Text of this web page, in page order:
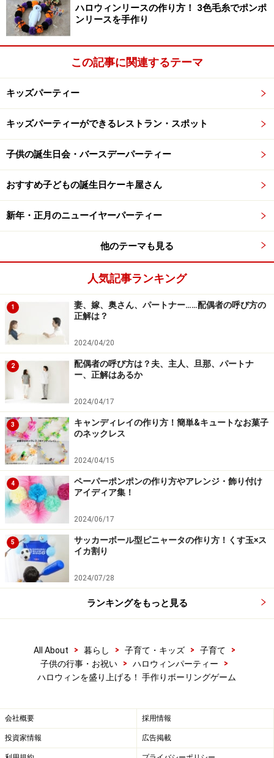
セリアのウォールステッカーです。
6.ピンを並べてボーリングを楽しみます。ボールを投げ
る人の年齢や力に合わせてピンの置き方やボールを投げ
る位置を調整しましょう。ボールが軽かったり、ピンと
横に並べたり、縦に積んだり、アレンジを楽しみましょう。
サッカー好きなら「キックボーリング」に
挑戦！
キッチンペーパーで作ったピンは通常のピンと違い、ピ
ンを縦に積むこともできます。ピンをトーテムポールの
様に高く積み上げたら、それを的にしてキックボーリン
グを楽しむ事もできますよ！ ただし、ボールを強く当て
ると色画用紙が破れることもあるので力加減には注意し
てくださいね。
縦に積めばキックボーリングも楽しめます！
ナイスシュート！！
【関連記事】
たこ焼き器で作るハロウィンのパーティー料理！
10分で出来るハロウィンのテーブルコーディネート
【ハロウィン工作25選】紙コップ・毛糸・画用紙で
簡単にできる手作りアイデア
ハロウィンを盛り上げる！ 手作りボーリングゲーム
ハロウィンゲーム！パーティーが120％盛り上がる4
※記事内容は執筆時点のものです。最新の内容をご確認くださ
Amazonで子育て関連の商品をチェック！
ハロウィンリースの作り方！ 3色毛糸でポンポ
ンリースを手作り
この記事に関連するテーマ
キッズパーティー
キッズパーティーができるレストラン・スポット
子供の誕生日会・バースデーパーティー
おすすめ子どもの誕生日ケーキ屋さん
新年・正月のニューイヤーパーティー
他のテーマも見る
人気記事ランキング
1
妻、嫁、奥さん、パートナー……配偶者の呼び方の
正解は？
2024/04/20
2
配偶者の呼び方は？夫、主人、旦那、パートナ
ー、正解はあるか
2024/04/17
3
キャンディレイの作り方！簡単&キュートなお菓子
のネックレス
2024/04/15
4
ペーパーポンポンの作り方やアレンジ・飾り付け
アイディア集！
2024/06/17
5
サッカーボール型ピニャータの作り方！くす玉×ス
イカ割り
2024/07/28
ランキングをもっと見る
All About > 暮らし > 子育て・キッズ > 子育て
>
子供の行事・お祝い
> ハロウィンパーティー
>
ハロウィンを盛り上げる！ 手作りボーリングゲーム
会社概要 採用情報
投資家情報 広告掲載